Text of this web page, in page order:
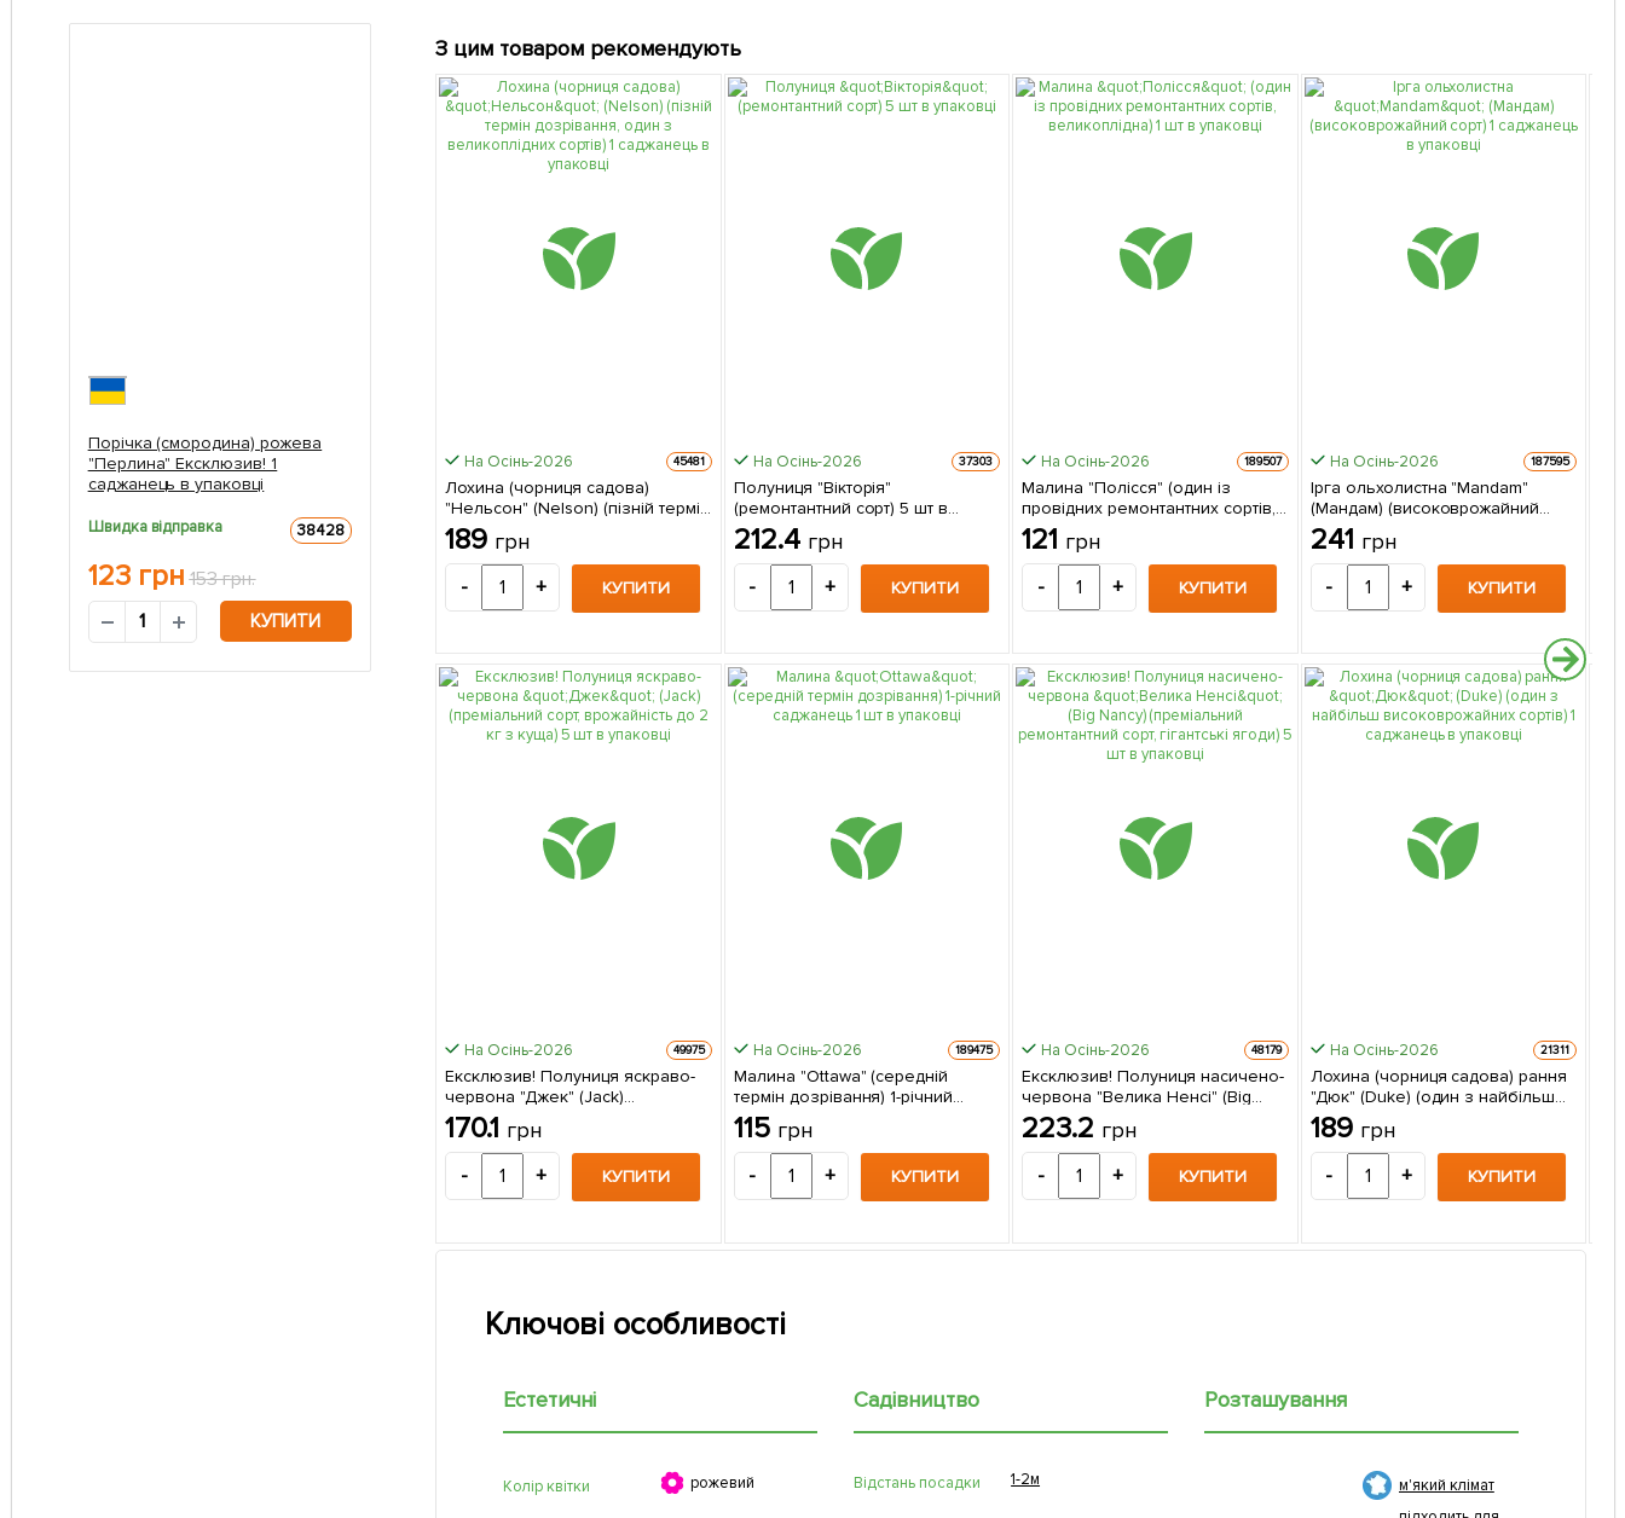
Порічка (смородина) рожева
"Перлина" Ексклюзив! 1
саджанець в упаковці
Швидка відправка 38428
123грн 153 грн.
КУПИТИ
З цим товаром рекомендують
На Осінь-2026 45481
Лохина (чорниця садова)
"Нельсон" (Nelson) (пізній термін
дозрівання, один з
великоплідних сортів) 1
саджанець в упаковці
189 грн
- + КУПИТИ
На Осінь-2026 37303
Полуниця "Вікторія"
(ремонтантний сорт) 5 шт в
упаковці
212.4 грн
- + КУПИТИ
На Осінь-2026 189507
Малина "Полісся" (один із
провідних ремонтантних сортів,
121 грн
- + КУПИТИ
На Осінь-2026 187595
Ірга ольхолистна "Mandam"
(Мандам) (високоврожайний
сорт) 1 саджанець в упаковці
241 грн
- + КУПИТИ
На Осінь-2026 49975
Ексклюзив! Полуниця яскраво-
червона "Джек" (Jack)
(преміальний сорт, врожайність
до 2 кг з куща) 5 шт в упаковці
170.1 грн
- + КУПИТИ
На Осінь-2026 189475
Малина "Ottawa" (середній
термін дозрівання) 1-річний
саджанець 1 шт в упаковці
115 грн
- + КУПИТИ
На Осінь-2026 48179
Ексклюзив! Полуниця насичено-
червона "Велика Ненсі" (Big
Nancy) (преміальний
ремонтантний сорт, гігантські
ягоди) 5 шт в упаковці
223.2 грн
- + КУПИТИ
На Осінь-2026 21311
Лохина (чорниця садова) рання
"Дюк" (Duke) (один з найбільш
високоврожайних сортів) 1
саджанець в упаковці
189 грн
- + КУПИТИ
Ключові особливості
Естетичні
Колір квітки  рожевий
Садівництво
Відстань посадки 1-2м
Розташування
м'який клімат